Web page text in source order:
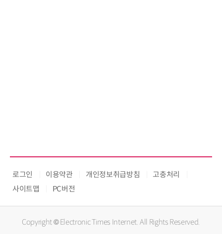
로그인 이용약관 개인정보취급방침
고충처리
사이트맵
PC버전
Copyright © Electronic Times Internet. All Rights Reserved.